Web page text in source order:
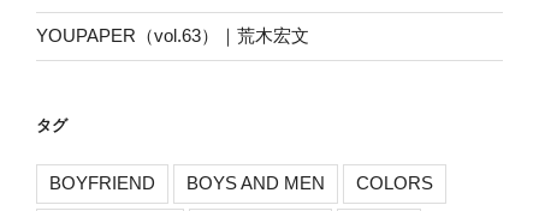
YOUPAPER（vol.63）｜荒木宏文
タグ
BOYFRIEND BOYS AND MEN COLORS